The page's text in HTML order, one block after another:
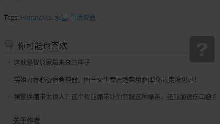
Tags: HidrateMe, 水壶, 生活智器
你可能也喜欢
这就是智能家居未来的样子
学姐力荐必备宿舍神器，图三女生专属超实用!图四你肯定没见过！
频繁换绷带太烦人？这个智能绷带让你解脱这种痛苦，还能加速伤口愈合
关于作者